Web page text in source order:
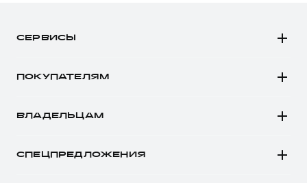
СЕРВИСЫ
ПОКУПАТЕЛЯМ
Конфигуратор HAVAL
ВЛАДЕЛЬЦАМ
Запись на сервис
СПЕЦПРЕДЛОЖЕНИЯ